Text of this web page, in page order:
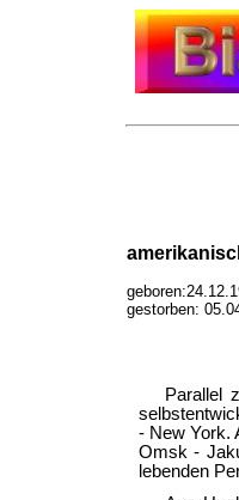
gestorben:
Parallel
- New York.
Omsk -
lebenden